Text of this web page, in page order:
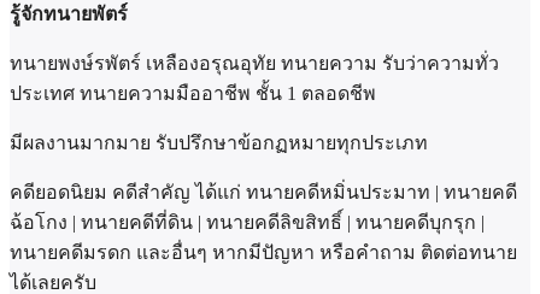
รู้จักทนายพัตร์
ทนายพงษ์รพัตร์ เหลืองอรุณอุทัย ทนายความ รับว่าความทั่ว
ประเทศ ทนายความมืออาชีพ ชั้น 1 ตลอดชีพ
มีผลงานมากมาย รับปรึกษาข้อกฏหมายทุกประเภท
คดียอดนิยม คดีสำคัญ ได้แก่ ทนายคดีหมิ่นประมาท | ทนายคดี
ฉ้อโกง | ทนายคดีที่ดิน | ทนายคดีลิขสิทธิ์ | ทนายคดีบุกรุก |
ทนายคดีมรดก และอื่นๆ หากมีปัญหา หรือคำถาม ติดต่อทนาย
ได้เลยครับ